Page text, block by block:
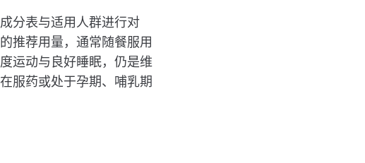
分表与适用人群进行对
推荐用量，通常随餐服用
运动与良好睡眠，仍是维
服药或处于孕期、哺乳期